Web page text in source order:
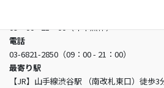
09：00 - 21：00（年中無休）
電話
03-6821-2850（09：00 - 21：00）
最寄り駅
【JR】山手線渋谷駅 （南改札東口）徒歩